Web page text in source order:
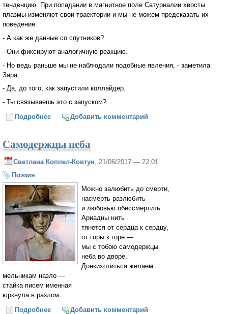
тенденцию. При попадании в магнитное поле Сатурналии хвосты
плазмы изменяют свои траектории и мы не можем предсказать их
поведение.
- А как же данные со спутников?
- Они фиксируют аналогичную реакцию.
- Но ведь раньше мы не наблюдали подобные явления, - заметила
Зара.
- Да, до того, как запустили коллайдер.
- Ты связываешь это с запуском?
Подробнее о Парадоксы времени
Добавить комментарий
Самодержцы неба
Светлана Коппел-Ковтун , 21/06/2017 — 22:01
Поэзия
Можно залюбить до смерти,
насмерть разлюбить
и любовью обессмертить:
Ариадны нить
тянется от сердца к сердцу,
от горы к горе —
мы с тобою самодержцы
неба во дворе.
Донкихотиться желаем
мельникам назло —
стайка писем именная
юркнула в разлом.
Подробнее о Самодержцы неба
Добавить комментарий